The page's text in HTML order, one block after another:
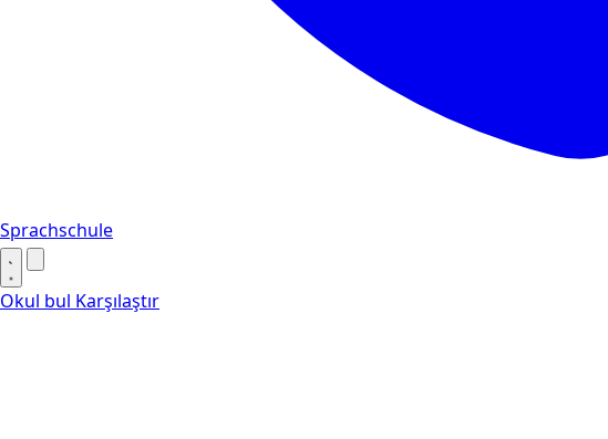
Sprachschule
Okul bul Karşılaştır